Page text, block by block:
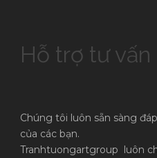
Hỗ trợ tư vấn
Chúng tôi luôn sẵn sàng
của các bạn.
Tranhtuongartgroup luôn